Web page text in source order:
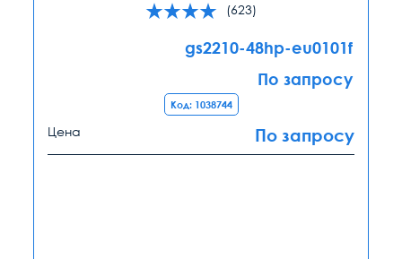
(623)
gs2210-48hp-eu0101f
По запросу
Код: 1038744
Цена По запросу